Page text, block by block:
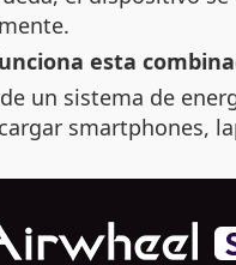
esta
un sistema de
smartphones,